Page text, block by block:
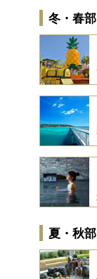
冬・春
夏・秋